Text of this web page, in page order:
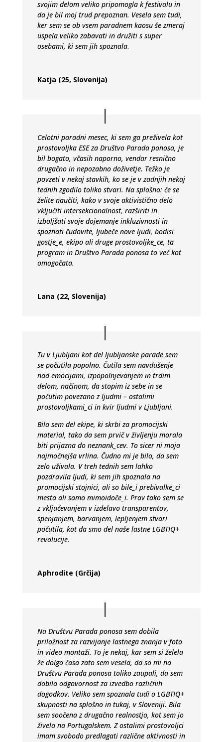
svojim delom veliko pripomogla k festivalu in
da je bil moj trud prepoznan. Vesela sem tudi,
ker sem se ob vsem paradnem kaosu še zmeraj
uspela veliko zabavati in družiti s super
osebami, ki sem jih spoznala.
Katja (25, Slovenija)
Celotni paradni mesec, ki sem ga preživela kot
prostovoljka ESE za Društvo Parada ponosa, je
bil bogato, včasih naporno, vendar resnično
drugačno in nepozabno doživetje. Težko je
povzeti v nekaj stavkih, ko se je v zadnjih nekaj
tednih zgodilo toliko stvari. Na splošno: če se
želite naučiti, kako v svoje aktivistično delo
vključiti intersekcionalnost, razširiti in
izboljšati svoje dojemanje inkluzivnosti in
spoznati čudovite, ljubeče nove ljudi, bodisi
gostje_e, ekipo ali druge prostovoljke_ce, ta
program in Društvo Parada ponosa to več kot
omogočata.
Lana (22, Slovenija)
Tu v Ljubljani kot del ljubljanske parade sem
se počutila popolno. Čutila sem navdušenje
nad emocijami, izpopolnjevanjem in trdim
delom, načinom, da stopim iz sebe in se
počutim povezano z ljudmi – ostalimi
prostovoljkami_ci in kvir ljudmi v Ljubljani.
Bila sem del ekipe, ki skrbi za promocijski
material, tako da sem prvič v življenju morala
biti prijazna do neznank_cev. To sicer ni moja
najmočnejša vrlina. Čudno mi je bilo, da sem
zelo uživala. V treh tednih sem lahko
pozdravila ljudi, ki sem jih spoznala na
promocijski stojnici, ali so bile_i prebivalke_ci
mesta ali samo mimoidoče_i. Prav tako sem se
z vključevanjem v izdelavo transparentov,
spenjanjem, barvanjem, lepljenjem stvari
počutila, kot da smo del naše lastne LGBTIQ+
revolucije.
Aphrodite (Grčija)
Na Društvu Parada ponosa sem dobila
priložnost za razvijanje lastnega znanja v foto
in video montaži. To je nekaj, kar sem si želela
že dolgo časa zato sem vesela, da so mi na
Društvu Parada ponosa toliko zaupali, da sem
dobila odgovornost za izvedbo različnih
dogodkov. Veliko sem spoznala tudi o LGBTIQ+
skupnosti na splošno in tukaj, v Sloveniji. Bila
sem soočena z drugačno realnostjo, kot sem jo
živela na Portugalskem. Z ostalimi prostovoljci
imam svobodo predlagati različne aktivnosti in